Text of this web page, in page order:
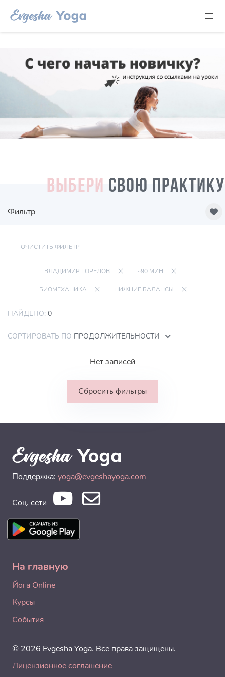
ВЫБЕРИ СВОЮ ПРАКТИКУ
Фильтр
ОЧИСТИТЬ ФИЛЬТР
ВЛАДИМИР ГОРЕЛОВ ~90 МИН
БИОМЕХАНИКА НИЖНИЕ БАЛАНСЫ
НАЙДЕНО: 0
СОРТИРОВАТЬ ПО ПРОДОЛЖИТЕЛЬНОСТИ
Нет записей
Сбросить фильтры
Поддержка: yoga@evgeshayoga.com
Соц. сети
На главную
Йога Online
Курсы
События
© 2026 Evgesha Yoga. Все права защищены.
Лицензионное соглашение